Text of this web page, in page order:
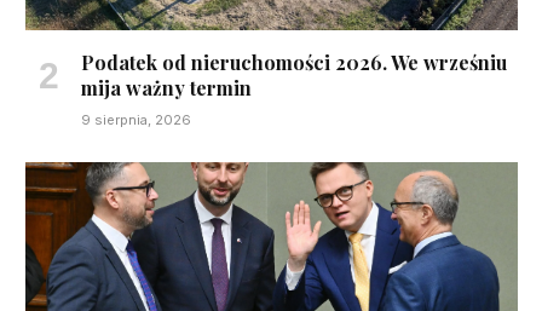
Podatek od nieruchomości 2026. We wrześniu
mija ważny termin
9 sierpnia, 2026